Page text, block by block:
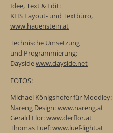
Idee, Text & Edit:
KHS Layout- und Textbüro,
www.hauenstein.at
Technische Umsetzung
und Programmierung:
Daysidewww.dayside.net
FOTOS:
Michael Königshofer für Moodley:
Nareng Design:www.nareng.at
Gerald Flor:www.derflor.at
Thomas Luef:www.luef-light.at